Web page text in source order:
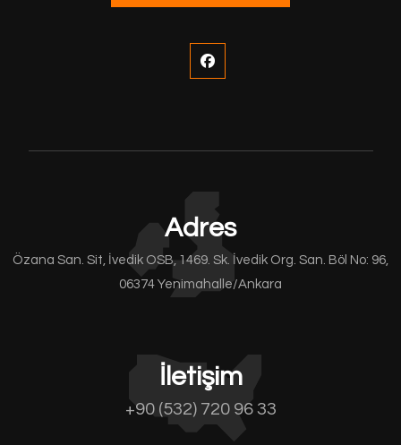
Adres
Özana San. Sit, İvedik OSB, 1469. Sk. İvedik Org. San. Böl No: 96,
06374 Yenimahalle/Ankara
İletişim
+90 (532) 720 96 33